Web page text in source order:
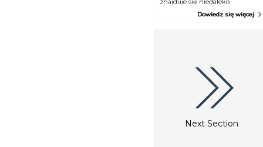
znajduje się niedaleko
historycznego centrum Egeru.
Świątynia powstała w 1799 roku
poniedziałek budynek jest
zamknięty dla zwiedzających.
Wnętrze kościoła różni się od
innych kościołów egerskich,
przeważnie barokowych.
wnętrza jest ikonostas,
Dowiedz się więcej
Next Section